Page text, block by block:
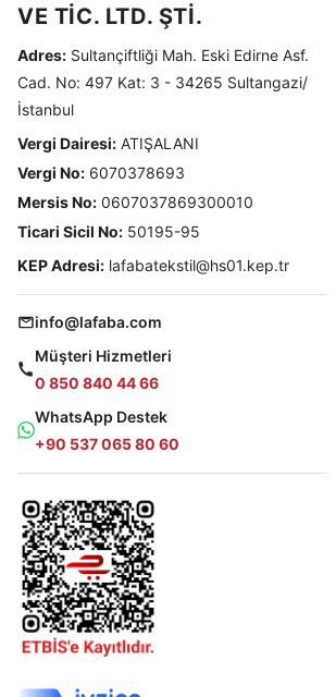
VE TİC. LTD. ŞTİ.
Adres: Sultançiftliği Mah. Eski Edirne Asf.
Cad. No: 497 Kat: 3 - 34265 Sultangazi/
İstanbul
Vergi Dairesi: ATIŞALANI
Vergi No: 6070378693
Mersis No: 0607037869300010
Ticari Sicil No: 50195-95
KEP Adresi: lafabatekstil@hs01.kep.tr
info@lafaba.com
Müşteri Hizmetleri
0 850 840 44 66
WhatsApp Destek
+90 537 065 80 60